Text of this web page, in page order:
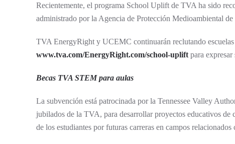
Recientemente, el programa School Uplift de TVA ha sido
administrado por la Agencia de Protección Medioambiental de
TVA EnergyRight y UCEMC continuarán reclutando
www.tva.com/EnergyRight.com/school-uplift para
Becas TVA STEM para aulas
La subvención está patrocinada por la Tennessee Valley
jubilados de la TVA, para desarrollar proyectos educativos de
de los estudiantes por futuras carreras en campos